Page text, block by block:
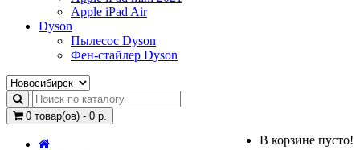
Apple iPad Air
Dyson
Пылесос Dyson
Фен-стайлер Dyson
0 товар(ов) - 0 р.
В корзине пусто!